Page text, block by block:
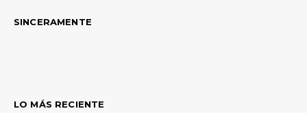
SINCERAMENTE
LO MÁS RECIENTE